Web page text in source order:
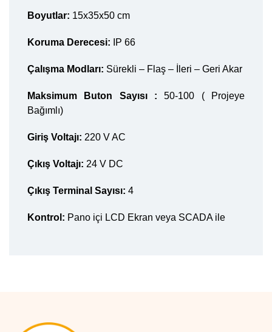
Boyutlar: 15x35x50 cm
Koruma Derecesi: IP 66
Çalışma Modları: Sürekli – Flaş – İleri – Geri Akar
Maksimum Buton Sayısı : 50-100 ( Projeye
Bağımlı)
Giriş Voltajı: 220 V AC
Çıkış Voltajı: 24 V DC
Çıkış Terminal Sayısı: 4
Kontrol: Pano içi LCD Ekran veya SCADA ile